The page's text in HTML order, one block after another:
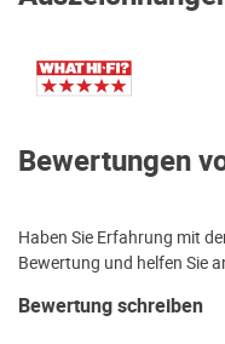
Bewertungen
Haben Sie Erfahrung mit
Bewertung und helfen Sie
Bewertung schreiben